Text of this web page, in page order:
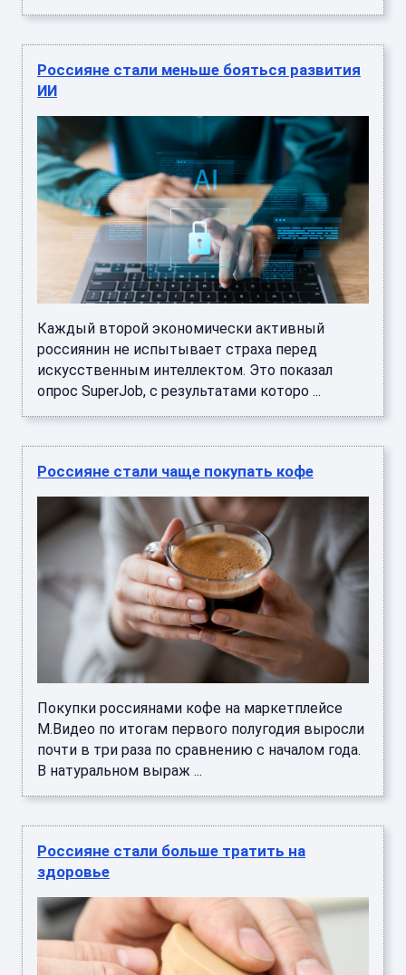
Россияне стали меньше бояться развития
ИИ
Каждый второй экономически активный
россиянин не испытывает страха перед
искусственным интеллектом. Это показал
опрос SuperJob, с результатами которо ...
Россияне стали чаще покупать кофе
Покупки россиянами кофе на маркетплейсе
М.Видео по итогам первого полугодия выросли
почти в три раза по сравнению с началом года.
В натуральном выраж ...
Россияне стали больше тратить на
здоровье